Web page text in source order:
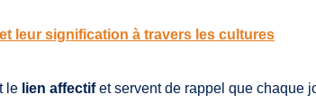
leur signification à travers les cultures
le lien affectifet servent de rappel que chaque